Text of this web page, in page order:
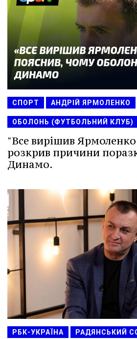
СПОРТ АНДРІЙ ЯРМОЛЕНКО
ОБОЛОНЬ (ФУТБОЛЬНИЙ КЛУБ)
"Все вирішив
розкрив причини
Динамо.
РБК-УКРАЇНА РАДЯНСЬКИЙ